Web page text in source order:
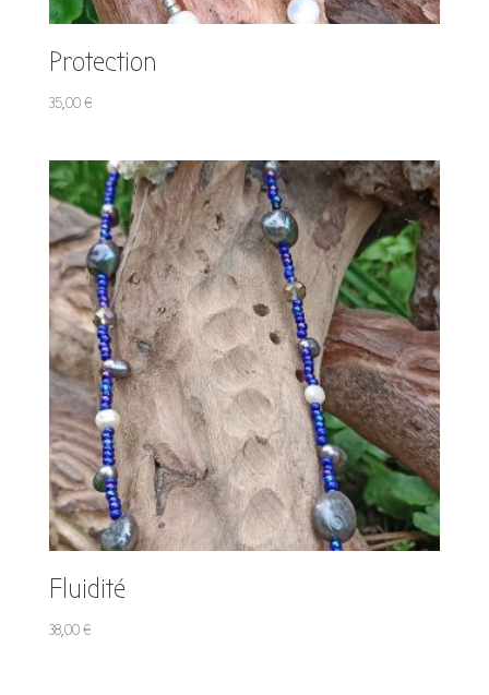
Protection
35,00€
Fluidité
38,00€